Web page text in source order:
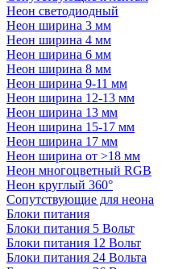
Неон светодиодный
Неон ширина 3 мм
Неон ширина 4 мм
Неон ширина 6 мм
Неон ширина 8 мм
Неон ширина 9-11 мм
Неон ширина 12-13 мм
Неон ширина 13 мм
Неон ширина 15-17 мм
Неон ширина 17 мм
Неон ширина от >18 мм
Неон многоцветный RGB
Неон круглый 360°
Сопутствующие для неона
Блоки питания
Блоки питания 5 Вольт
Блоки питания 12 Вольт
Блоки питания 24 Вольта